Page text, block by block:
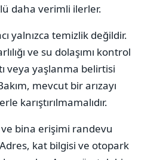
daha verimli ilerler.
yalnızca temizlik değildir.
ve su dolaşımı kontrol
veya yaşlanma belirtisi
mevcut bir arızayı
karıştırılmamalıdır.
bina erişimi randevu
kat bilgisi ve otopark